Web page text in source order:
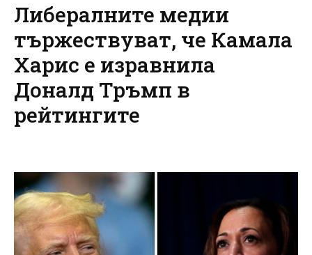
Либералните медии
тържествуват, че Камала
Харис е изравнила
Доналд Тръмп в
рейтингите